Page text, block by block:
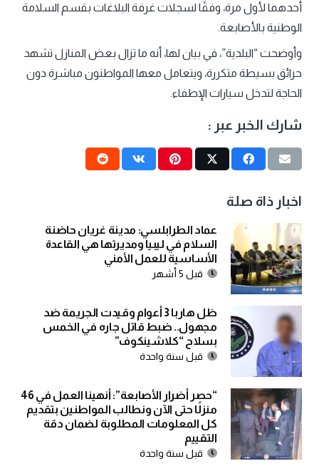
أحدهما لأول مرة، وفقًا لسجلات غرفة البلاغات بقسم السلامة
الوطنية بالأصابعة.
وأوضحت “البلدية”، في بيان لها، أنه ما تزال بعض المنازل تشهد
حرائق بسيطة متكررة، ويتعامل معها المواطنون مباشرة دون
الحاجة لتدخل سيارات الإطفاء.
شارك الخبر عبر :
اخبار ذاة صلة
عماد الطرابلسي: مدينة غريان حاضنة
السلام في ليبيا ومديرتها هي القاعدة
الأساسية للعمل الأمني
قبل 5 أشهر
ظل هاربا 3 أعوام وقيدت الجريمة ضد
مجهول.. ضبط قاتل جاره في الخمس
بسلاح “كلاشينكوف”
قبل سنة واحدة
“حصر أضرار الأصابعة”: أنهينا العمل في 46
منزلًا حتى الآن ونطالب المواطنين بتقديم
كل المعلومات المطلوبة لضمان دقة
التقييم
قبل سنة واحدة